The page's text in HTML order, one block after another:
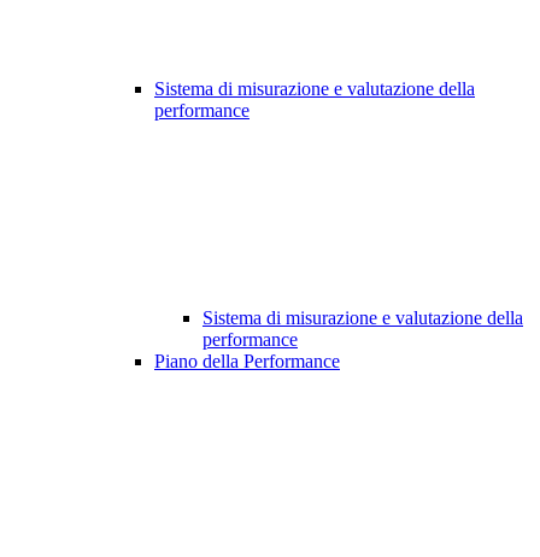
Sistema di misurazione e valutazione della
performance
Sistema di misurazione e valutazione della
performance
Piano della Performance